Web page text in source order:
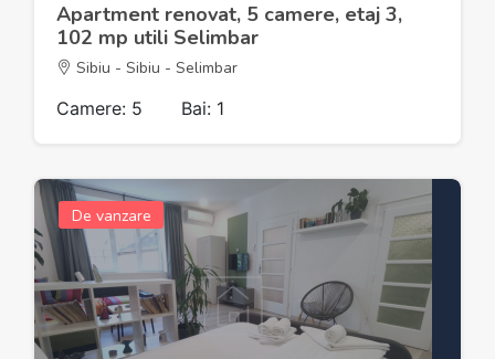
Apartment renovat, 5 camere, etaj 3,
102 mp utili Selimbar
Sibiu - Sibiu - Selimbar
Camere: 5 Bai: 1
De vanzare